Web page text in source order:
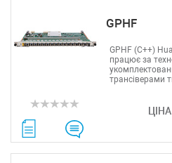
GPHF
GPHF (С++)
працює за
трансіверами